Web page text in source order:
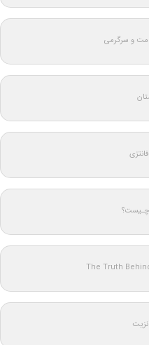
و سرگرمی
چـیست؟
The Truth